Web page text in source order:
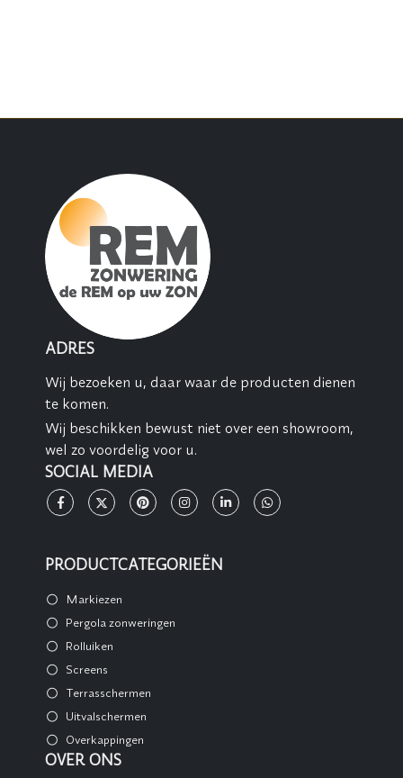
ADRES
Wij bezoeken u, daar waar de producten dienen
te komen.
Wij beschikken bewust niet over een showroom,
wel zo voordelig voor u.
SOCIAL MEDIA
PRODUCTCATEGORIEËN
Markiezen
Pergola zonweringen
Rolluiken
Screens
Terrasschermen
Uitvalschermen
Overkappingen
OVER ONS